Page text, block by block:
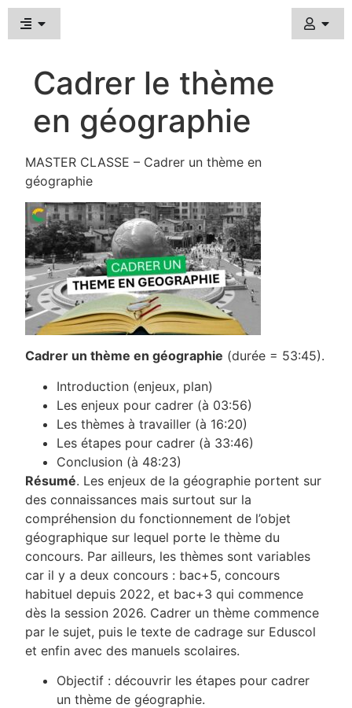
Cadrer le thème
en géographie
MASTER CLASSE – Cadrer un thème en
géographie
Cadrer un thème en géographie (durée = 53:45).
Introduction (enjeux, plan)
Les enjeux pour cadrer (à 03:56)
Les thèmes à travailler (à 16:20)
Les étapes pour cadrer (à 33:46)
Conclusion (à 48:23)
Résumé. Les enjeux de la géographie portent sur
des connaissances mais surtout sur la
compréhension du fonctionnement de l’objet
géographique sur lequel porte le thème du
concours. Par ailleurs, les thèmes sont variables
car il y a deux concours : bac+5, concours
habituel depuis 2022, et bac+3 qui commence
dès la session 2026. Cadrer un thème commence
par le sujet, puis le texte de cadrage sur Eduscol
et enfin avec des manuels scolaires.
Objectif : découvrir les étapes pour cadrer
un thème de géographie.